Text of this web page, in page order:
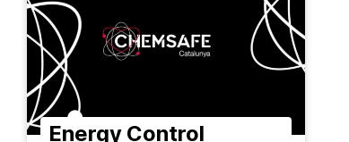
Energy Control